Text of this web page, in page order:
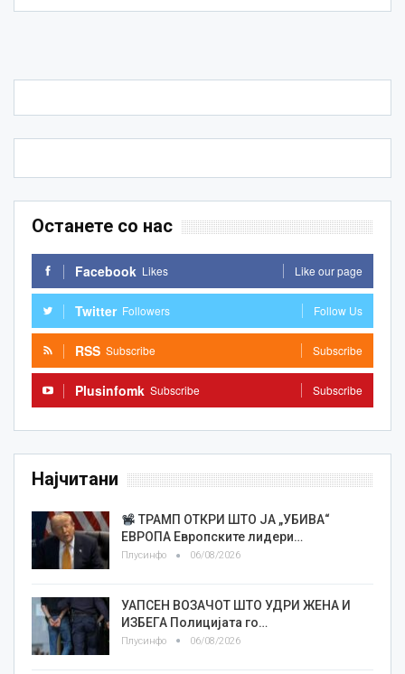
Останете со нас
Facebook Likes Like our page
Twitter Followers Follow Us
RSS Subscribe Subscribe
Plusinfomk Subscribe Subscribe
Најчитани
ТРАМП ОТКРИ ШТО ЈА „УБИВА“
ЕВРОПА Европските лидери…
Плусинфо 06/08/2026
УАПСЕН ВОЗАЧОТ ШТО УДРИ ЖЕНА И
ИЗБЕГА Полицијата го…
Плусинфо 06/08/2026